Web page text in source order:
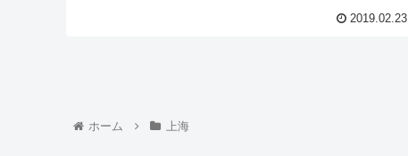
2019.02.23
ホーム 上海